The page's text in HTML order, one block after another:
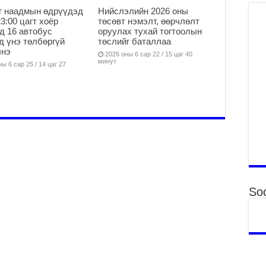
наадмын өдрүүдэд
цагт хоёр
16 автобус
үнэ төлбөргүй
6 сар 25 / 14 цаг 27
Нийслэлийн 2026 оны
төсөвт нэмэлт, өөрчлөлт
оруулах тухай тогтоолын
төслийг баталлаа
2026 оны 6 сар 22 / 15 цаг 40
минут